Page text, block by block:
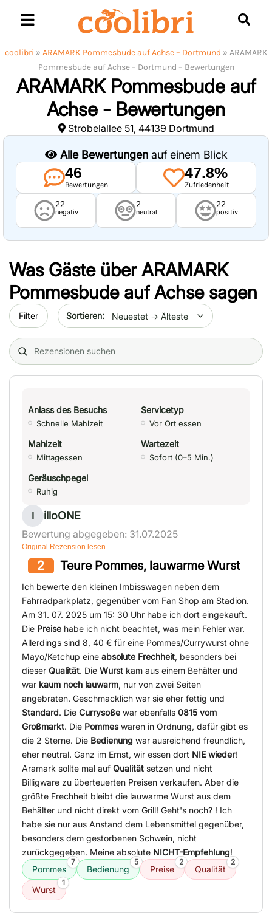
coolibri » ARAMARK Pommesbude auf Achse – Dortmund » ARAMARK
Pommesbude auf Achse – Dortmund – Bewertungen
ARAMARK Pommesbude auf
Achse - Bewertungen
Strobelallee 51, 44139 Dortmund
Alle Bewertungenauf einem Blick
46
Bewertungen
47.8%
Zufriedenheit
22
negativ
2
neutral
22
positiv
Was Gäste überARAMARK
Pommesbude auf Achsesagen
Filter Sort by date
Search (title/text)
Anlass des Besuchs
Schnelle Mahlzeit
Servicetyp
Vor Ort essen
Mahlzeit
Mittagessen
Wartezeit
Sofort (0–5 Min.)
Geräuschpegel
Ruhig
I illoONE
Bewertung abgegeben: 31.07.2025
Original Rezension lesen
2 Teure Pommes, lauwarme Wurst
Ich bewerte den kleinen Imbisswagen neben dem
Fahrradparkplatz, gegenüber vom Fan Shop am Stadion.
Am 31. 07. 2025 um 15: 30 Uhr habe ich dort eingekauft.
Die Preise habe ich nicht beachtet, was mein Fehler war.
Allerdings sind 8, 40 € für eine Pommes/Currywurst ohne
Mayo/Ketchup eine absolute Frechheit, besonders bei
dieser Qualität. Die Wurst kam aus einem Behälter und
war kaum noch lauwarm, nur von zwei Seiten
angebraten. Geschmacklich war sie eher fettig und
Standard. Die Currysoße war ebenfalls 0815 vom
Großmarkt. Die Pommeswaren in Ordnung, dafür gibt es
die 2 Sterne. Die Bedienung war ausreichend freundlich,
eher neutral. Ganz im Ernst, wir essen dort NIE wieder!
Aramark sollte mal auf Qualität setzen und nicht
Billigware zu überteuerten Preisen verkaufen. Aber die
größte Frechheit bleibt die lauwarme Wurst aus dem
Behälter und nicht direkt vom Grill! Geht's noch? ! Ich
habe sie nur aus Anstand dem Lebensmittel gegenüber,
besonders dem gestorbenen Schwein, nicht
zurückgegeben. Meine absolute NICHT-Empfehlung!
Pommes
7
Bedienung
5
Preise
2
Qualität
2
Wurst
1